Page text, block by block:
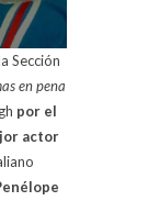
Sección
en pena
por el
actor